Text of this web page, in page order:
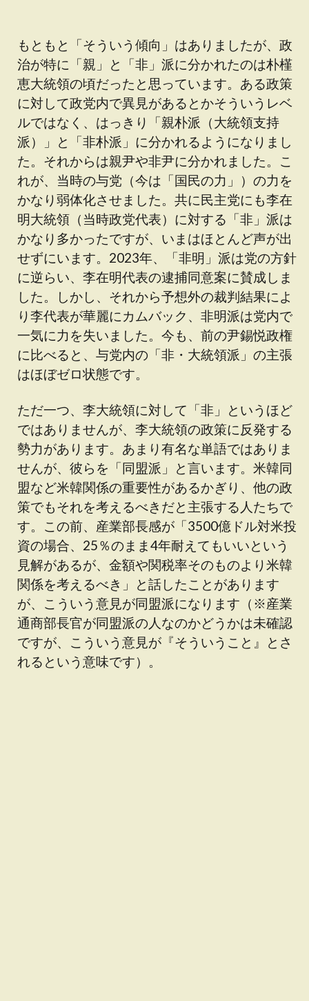
もともと「そういう傾向」はありましたが、政
治が特に「親」と「非」派に分かれたのは朴槿
恵大統領の頃だったと思っています。ある政策
に対して政党内で異見があるとかそういうレベ
ルではなく、はっきり「親朴派（大統領支持
派）」と「非朴派」に分かれるようになりまし
た。それからは親尹や非尹に分かれました。こ
れが、当時の与党（今は「国民の力」）の力を
かなり弱体化させました。共に民主党にも李在
明大統領（当時政党代表）に対する「非」派は
かなり多かったですが、いまはほとんど声が出
せずにいます。2023年、「非明」派は党の方針
に逆らい、李在明代表の逮捕同意案に賛成しま
した。しかし、それから予想外の裁判結果によ
り李代表が華麗にカムバック、非明派は党内で
一気に力を失いました。今も、前の尹錫悦政権
に比べると、与党内の「非・大統領派」の主張
はほぼゼロ状態です。
ただ一つ、李大統領に対して「非」というほど
ではありませんが、李大統領の政策に反発する
勢力があります。あまり有名な単語ではありま
せんが、彼らを「同盟派」と言います。米韓同
盟など米韓関係の重要性があるかぎり、他の政
策でもそれを考えるべきだと主張する人たちで
す。この前、産業部長感が「3500億ドル対米投
資の場合、25％のまま4年耐えてもいいという
見解があるが、金額や関税率そのものより米韓
関係を考えるべき」と話したことがあります
が、こういう意見が同盟派になります（※産業
通商部長官が同盟派の人なのかどうかは未確認
ですが、こういう意見が『そういうこと』とさ
れるという意味です）。